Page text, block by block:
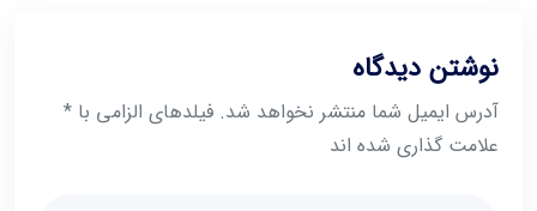
نوشتن دیدگاه
آدرس ایمیل شما منتشر نخواهد شد. فیلدهای الزامی با *
علامت گذاری شده اند